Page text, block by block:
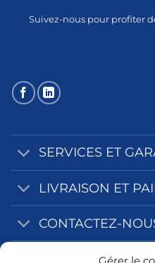
Suivez-nous pour profiter
SERVICES ET
LIVRAISON ET
CONTACTEZ-
NOS ZONES